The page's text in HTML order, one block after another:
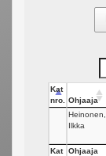
Kat
nro.
Ohjaaja
Heinonen,
Ilkka
Kat
Ohjaaja